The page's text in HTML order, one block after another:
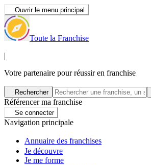
Ouvrir le menu principal
Toute la Franchise
|
Votre partenaire pour réussir en franchise
Rechercher
Référencer ma franchise
Se connecter
Navigation principale
Annuaire des franchises
Je découvre
Je me forme